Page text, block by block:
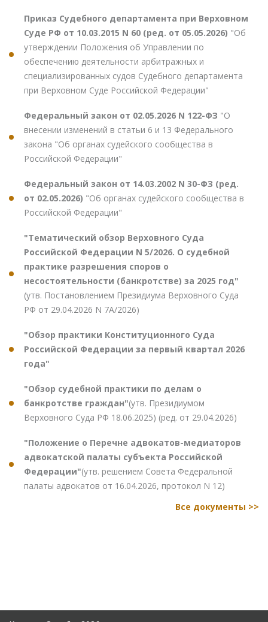
Приказ Судебного департамента при Верховном
Суде РФ от 10.03.2015 N 60 (ред. от 05.05.2026) "Об
утверждении Положения об Управлении по
обеспечению деятельности арбитражных и
специализированных судов Судебного департамента
при Верховном Суде Российской Федерации"
Федеральный закон от 02.05.2026 N 122-ФЗ "О
внесении изменений в статьи 6 и 13 Федерального
закона "Об органах судейского сообщества в
Российской Федерации"
Федеральный закон от 14.03.2002 N 30-ФЗ (ред.
от 02.05.2026) "Об органах судейского сообщества в
Российской Федерации"
"Тематический обзор Верховного Суда
Российской Федерации N 5/2026. О судебной
практике разрешения споров о
несостоятельности (банкротстве) за 2025 год"
(утв. Постановлением Президиума Верховного Суда
РФ от 29.04.2026 N 7А/2026)
"Обзор практики Конституционного Суда
Российской Федерации за первый квартал 2026
года"
"Обзор судебной практики по делам о
банкротстве граждан"(утв. Президиумом
Верховного Суда РФ 18.06.2025) (ред. от 29.04.2026)
"Положение о Перечне адвокатов-медиаторов
адвокатской палаты субъекта Российской
Федерации"(утв. решением Совета Федеральной
палаты адвокатов от 16.04.2026, протокол N 12)
Все документы >>